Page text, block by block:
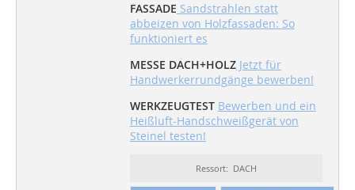
FASSADE Sandstrahlen statt
abbeizen von Holzfassaden: So
funktioniert es
MESSE DACH+HOLZJetzt für
Handwerkerrundgänge bewerben!
WERKZEUGTEST Bewerben und ein
Heißluft-Handschweißgerät von
Steinel testen!
Ressort: DACH